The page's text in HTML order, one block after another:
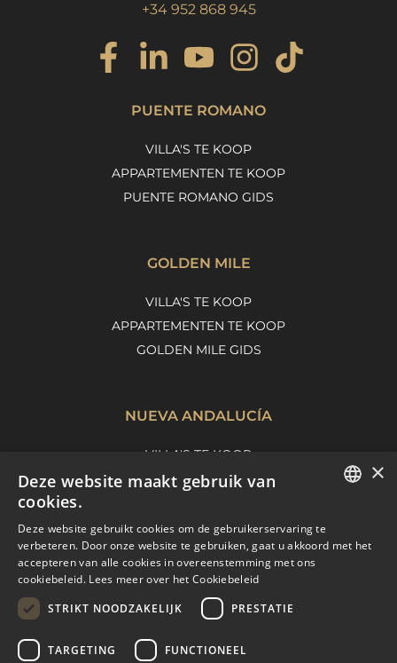
+34 952 868 945
PUENTE ROMANO
VILLA'S TE KOOP
APPARTEMENTEN TE KOOP
PUENTE ROMANO GIDS
GOLDEN MILE
VILLA'S TE KOOP
APPARTEMENTEN TE KOOP
GOLDEN MILE GIDS
NUEVA ANDALUCÍA
VILLA'S TE KOOP
APPARTEMENTEN TE KOOP
MARBELLA EAST
VILLA'S TE KOOP
MARBELLA EAST GUIDE
SPANISH
×
Deze website maakt gebruik van
cookies.
Deze website gebruikt cookies om de gebruikerservaring te
verbeteren. Door onze website te gebruiken, gaat u akkoord met het
accepteren van alle cookies in overeenstemming met ons
cookiebeleid. Lees meer over het Cookiebeleid
STRIKT NOODZAKELIJK
PRESTATIE
TARGETING FUNCTIONEEL